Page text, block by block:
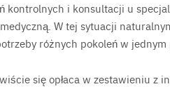
kontrolnych i konsultacji u
W tej sytuacji
różnych pokoleń w
się opłaca w zestawieniu z